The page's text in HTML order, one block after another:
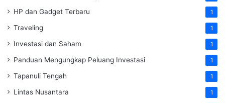
HP dan Gadget Terbaru 1
Traveling 1
Investasi dan Saham 1
Panduan Mengungkap Peluang Investasi 1
Tapanuli Tengah 1
Lintas Nusantara 1